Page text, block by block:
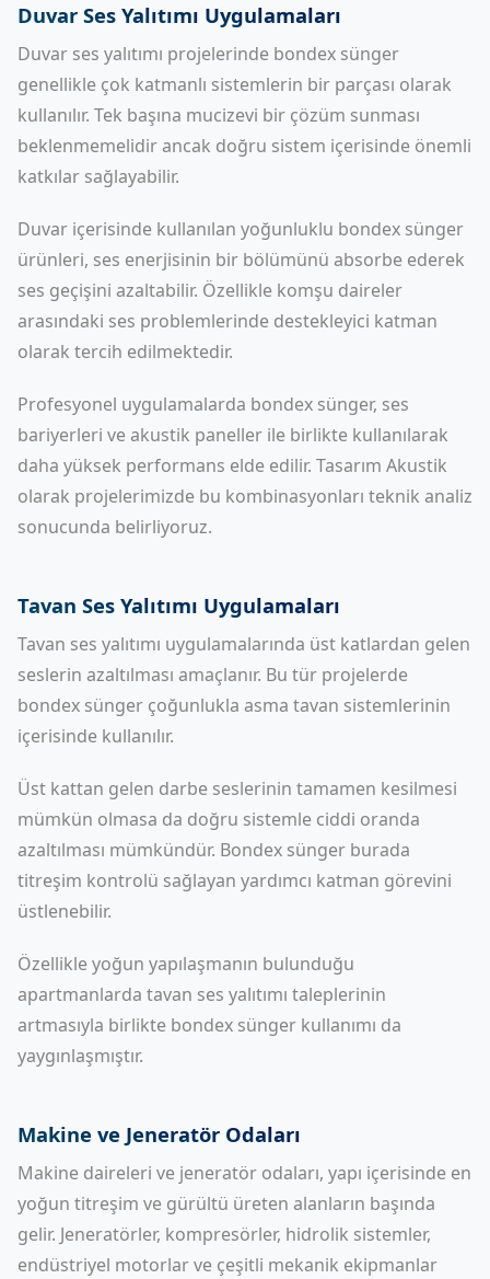
Duvar Ses Yalıtımı Uygulamaları
Duvar ses yalıtımı projelerinde bondex sünger
genellikle çok katmanlı sistemlerin bir parçası olarak
kullanılır. Tek başına mucizevi bir çözüm sunması
beklenmemelidir ancak doğru sistem içerisinde önemli
katkılar sağlayabilir.
Duvar içerisinde kullanılan yoğunluklu bondex sünger
ürünleri, ses enerjisinin bir bölümünü absorbe ederek
ses geçişini azaltabilir. Özellikle komşu daireler
arasındaki ses problemlerinde destekleyici katman
olarak tercih edilmektedir.
Profesyonel uygulamalarda bondex sünger, ses
bariyerleri ve akustik paneller ile birlikte kullanılarak
daha yüksek performans elde edilir. Tasarım Akustik
olarak projelerimizde bu kombinasyonları teknik analiz
sonucunda belirliyoruz.
Tavan Ses Yalıtımı Uygulamaları
Tavan ses yalıtımı uygulamalarında üst katlardan gelen
seslerin azaltılması amaçlanır. Bu tür projelerde
bondex sünger çoğunlukla asma tavan sistemlerinin
içerisinde kullanılır.
Üst kattan gelen darbe seslerinin tamamen kesilmesi
mümkün olmasa da doğru sistemle ciddi oranda
azaltılması mümkündür. Bondex sünger burada
titreşim kontrolü sağlayan yardımcı katman görevini
üstlenebilir.
Özellikle yoğun yapılaşmanın bulunduğu
apartmanlarda tavan ses yalıtımı taleplerinin
artmasıyla birlikte bondex sünger kullanımı da
yaygınlaşmıştır.
Makine ve Jeneratör Odaları
Makine daireleri ve jeneratör odaları, yapı içerisinde en
yoğun titreşim ve gürültü üreten alanların başında
gelir. Jeneratörler, kompresörler, hidrolik sistemler,
endüstriyel motorlar ve çeşitli mekanik ekipmanlar